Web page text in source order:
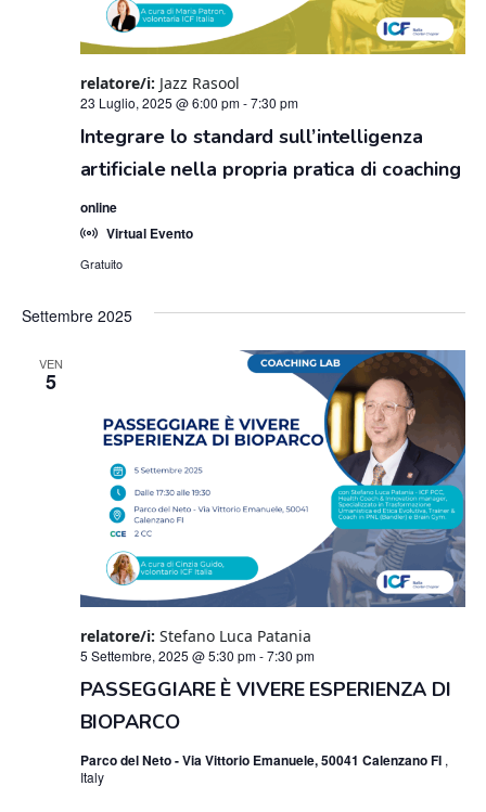
23 Luglio, 2025 @ 6:00 pm-7:30 pm
Integrare lo standard sull’intelligenza
artificiale nella propria pratica di coaching
relatore/i: Jazz Rasool
online
Virtual Evento
Gratuito
Settembre 2025
VEN
5
5 Settembre, 2025 @ 5:30 pm-7:30 pm
PASSEGGIARE È VIVERE ESPERIENZA DI
BIOPARCO
relatore/i: Stefano Luca Patania
Parco del Neto - Via Vittorio Emanuele, 50041 Calenzano FI ,
Italy